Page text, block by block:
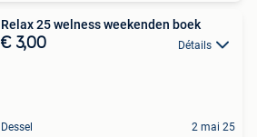
Relax 25 welness weekenden boek
€ 3,00 Détails
Dessel 2 mai 25